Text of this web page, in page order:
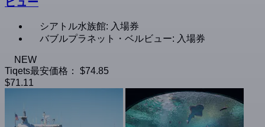
シアトル水族館: 入場券
バブルプラネット・ベルビュー: 入場券
NEW
Tiqets最安価格：
$74.85
$71.11